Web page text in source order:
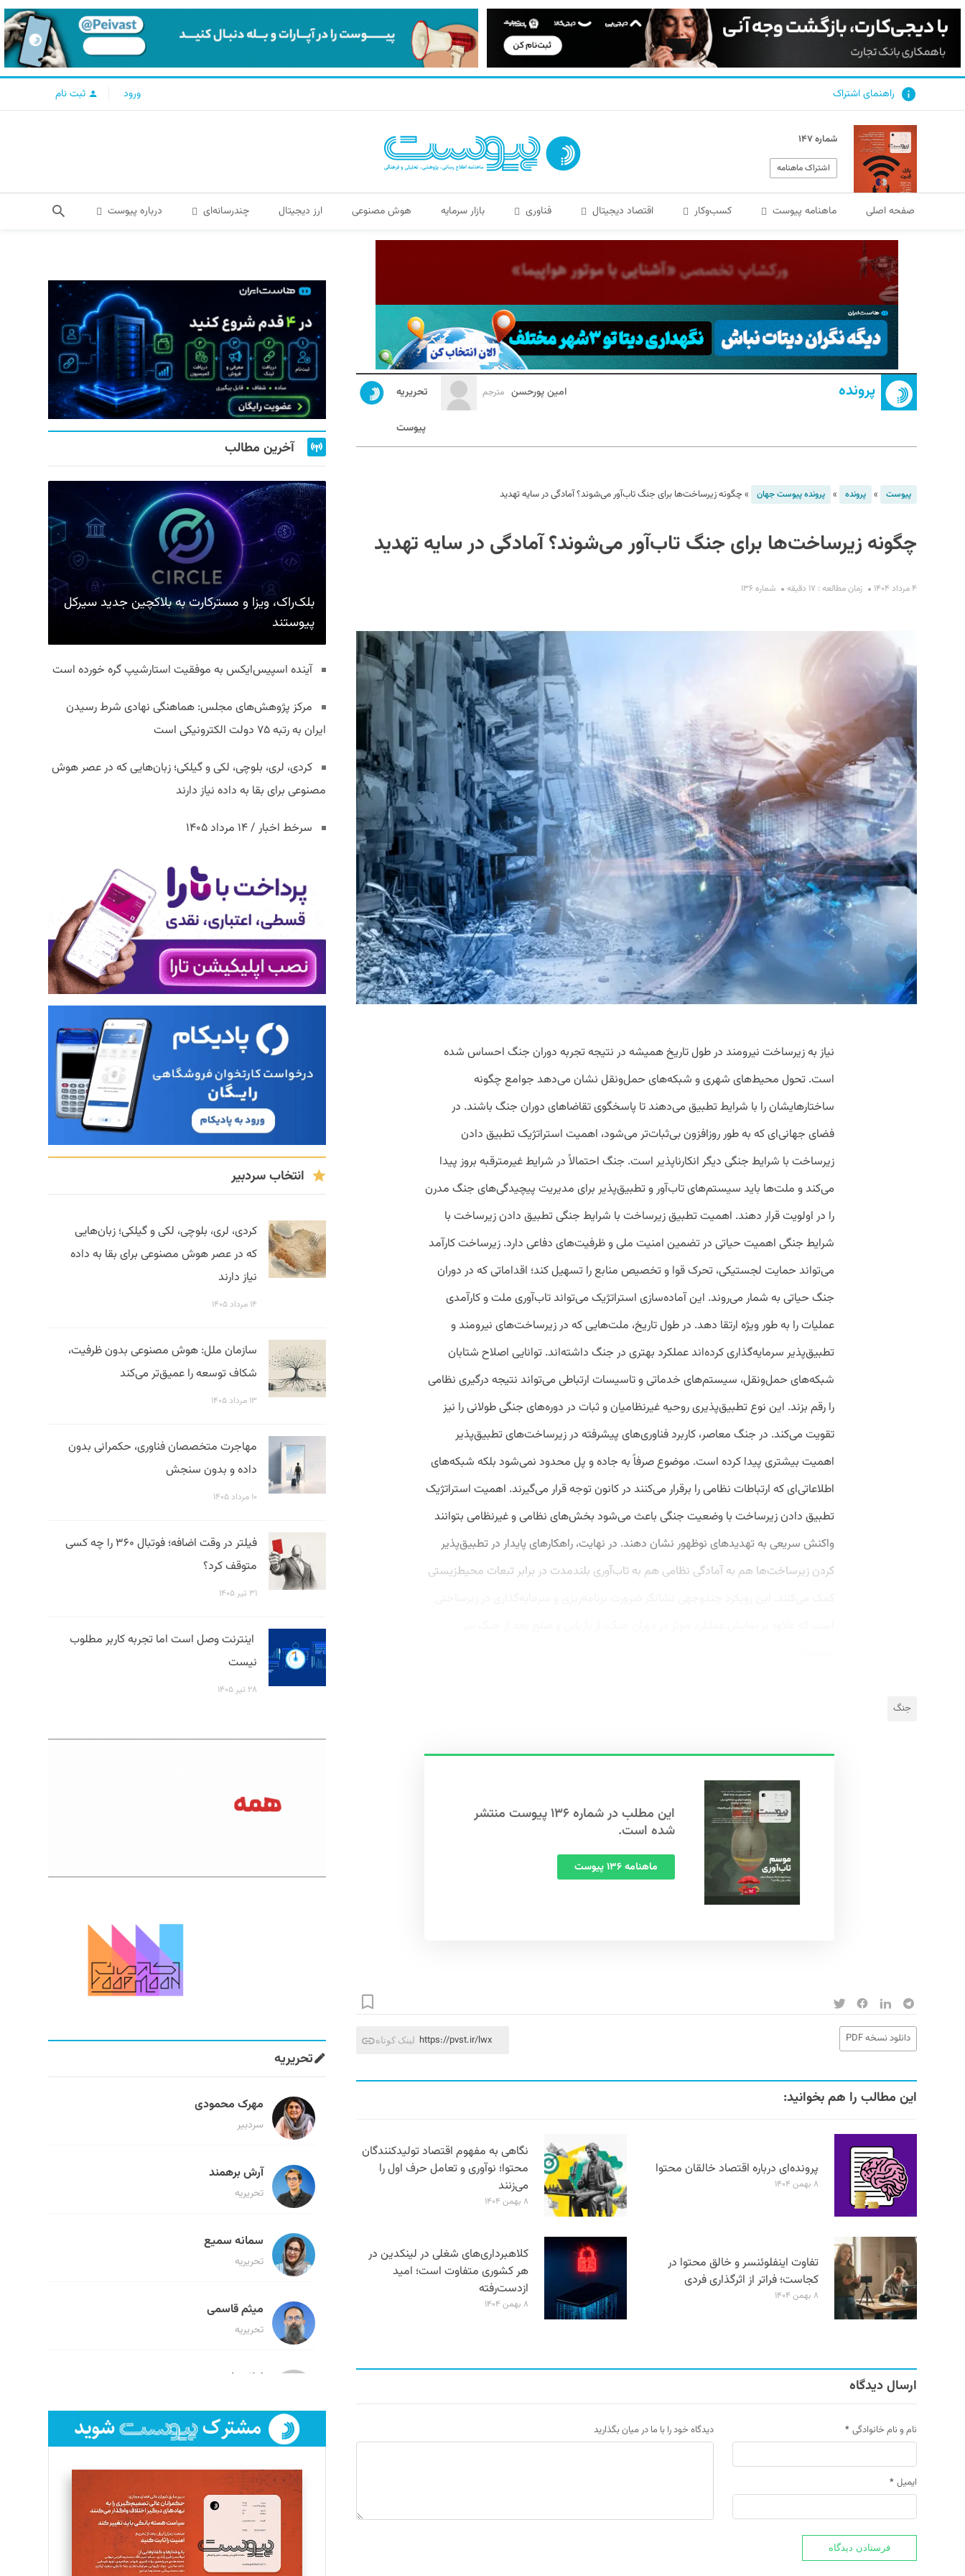
راهنمای اشتراک ورود ثبت نام
شماره ۱۴۷
اشتراک ماهنامه
صفحه اصلی ماهنامه پیوست کسب‌و‌کار اقتصاد دیجیتال فناوری بازار سرمایه هوش مصنوعی ارز دیجیتال چندرسانه‌ای درباره پیوست
پرونده امین پورحسن مترجم تحریریه
پیوست
پیوست » پرونده » پرونده پیوست جهان » چگونه زیرساخت‌ها برای جنگ تاب‌آور می‌شوند؟ آمادگی در سایه تهدید
چگونه زیرساخت‌ها برای جنگ تاب‌آور می‌شوند؟ آمادگی در سایه تهدید
۴ مرداد ۱۴۰۴ زمان مطالعه : ۱۷ دقیقه شماره ۱۳۶
نیاز به زیرساخت نیرومند در طول تاریخ همیشه در نتیجه تجربه دوران جنگ احساس شده
است. تحول محیط‌های شهری و شبکه‌های حمل‌ونقل نشان می‌دهد جوامع چگونه
ساختارهایشان را با شرایط تطبیق می‌دهند تا پاسخگوی تقاضاهای دوران جنگ باشند. در
فضای جهانی‌ای که به ‌طور روزافزون بی‌ثبات‌تر می‌شود، اهمیت استراتژیک تطبیق دادن
زیرساخت با شرایط جنگی دیگر انکارناپذیر است. جنگ احتمالاً در شرایط غیرمترقبه بروز پیدا
می‌کند و ملت‌ها باید سیستم‌های تاب‌آور و تطبیق‌پذیر برای مدیریت پیچیدگی‌های جنگ مدرن
را در اولویت قرار دهند. اهمیت تطبیق زیرساخت با شرایط جنگی تطبیق دادن زیرساخت با
شرایط جنگی اهمیت حیاتی در تضمین امنیت ملی و ظرفیت‌های دفاعی دارد. زیرساخت کارآمد
می‌تواند حمایت لجستیکی، تحرک قوا و تخصیص منابع را تسهیل کند؛ اقداماتی که در دوران
جنگ حیاتی به شمار می‌روند. این آماده‌سازی استراتژیک می‌تواند تاب‌آوری ملت و کارآمدی
عملیات را به ‌طور ویژه ارتقا دهد. در طول تاریخ، ملت‌هایی که در زیرساخت‌های نیرومند و
تطبیق‌پذیر سرمایه‌گذاری کرده‌اند عملکرد بهتری در جنگ داشته‌اند. توانایی اصلاح شتابان
شبکه‌های حمل‌ونقل، سیستم‌های خدماتی و تاسیسات ارتباطی می‌تواند نتیجه درگیری نظامی
را رقم بزند. این نوع تطبیق‌پذیری روحیه غیرنظامیان و ثبات در دوره‌های جنگی طولانی را نیز
تقویت می‌کند. در جنگ معاصر، کاربرد فناوری‌های پیشرفته در زیرساخت‌های تطبیق‌پذیر
اهمیت بیشتری پیدا کرده است. موضوع صرفاً به جاده و پل محدود نمی‌شود بلکه شبکه‌های
اطلاعاتی‌ای که ارتباطات نظامی را برقرار می‌کنند در کانون توجه قرار می‌گیرند. اهمیت استراتژیک
تطبیق دادن زیرساخت با وضعیت جنگی باعث می‌شود بخش‌های نظامی و غیرنظامی بتوانند
واکنش سریعی به تهدیدهای نوظهور نشان دهند. در نهایت، راهکارهای پایدار در تطبیق‌پذیر
کردن زیرساخت‌ها هم به آمادگی نظامی هم به تاب‌آوری بلندمدت در برابر تبعات محیط‌زیستی
جنگ
این مطلب در شماره ۱۳۶ پیوست منتشر
شده است.
ماهنامه ۱۳۶ پیوست
دانلود نسخه PDF لینک کوتاه https://pvst.ir/lwx
این مطالب را هم بخوانید:
پرونده‌ای درباره اقتصاد خالقان محتوا
۸ بهمن ۱۴۰۴
نگاهی به مفهوم اقتصاد تولیدکنندگان
محتوا؛ نوآوری و تعامل حرف اول را
می‌زنند
۸ بهمن ۱۴۰۴
تفاوت اینفلوئنسر و خالق محتوا در
کجاست؛ فراتر از اثرگذاری فردی
۸ بهمن ۱۴۰۴
کلاهبرداری‌های شغلی در لینکدین در
هر کشوری متفاوت است؛ امید
ازدست‌رفته
۸ بهمن ۱۴۰۴
ارسال دیدگاه
نام و نام خانوادگی *
ایمیل *
دیدگاه خود را با ما در میان بگذارید
آخرین مطالب
بلک‌راک، ویزا و مسترکارت به بلاکچین جدید سیرکل
پیوستند
آینده اسپیس‌ایکس به موفقیت استارشیپ گره خورده است
مرکز پژوهش‌های مجلس: هماهنگی نهادی شرط رسیدن
ایران به رتبه ۷۵ دولت الکترونیکی است
کردی، لری، بلوچی، لکی و گیلکی؛ زبان‌هایی که در عصر هوش
مصنوعی برای بقا به داده نیاز دارند
سرخط اخبار / ۱۴ مرداد ۱۴۰۵
انتخاب سردبیر
کردی، لری، بلوچی، لکی و گیلکی؛ زبان‌هایی
که در عصر هوش مصنوعی برای بقا به داده
نیاز دارند
۱۴ مرداد ۱۴۰۵
سازمان ملل: هوش مصنوعی بدون ظرفیت،
شکاف توسعه را عمیق‌تر می‌کند
۱۳ مرداد ۱۴۰۵
مهاجرت متخصصان فناوری، حکمرانی بدون
داده و بدون سنجش
۱۰ مرداد ۱۴۰۵
فیلتر در وقت اضافه؛ فوتبال ۳۶۰ را چه کسی
متوقف کرد؟
۳۱ تیر ۱۴۰۵
اینترنت وصل است اما تجربه کاربر مطلوب
نیست
۲۸ تیر ۱۴۰۵
تحریریه
مهرک محمودی
سردبیر
آرش برهمند
تحریریه
سمانه سمیع
تحریریه
میثم قاسمی
تحریریه
لیلا حنارود
فائزه فتحی رستمی
تحریریه
سروش کرمیان
تحریریه